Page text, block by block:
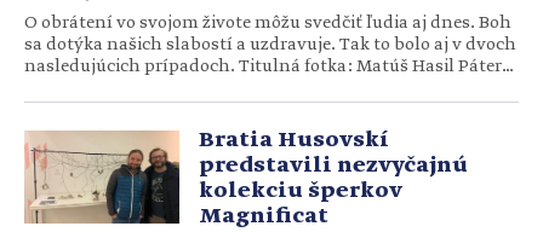
O obrátení vo svojom živote môžu svedčiť ľudia aj dnes. Boh
sa dotýka našich slabostí a uzdravuje. Tak to bolo aj v dvoch
nasledujúcich prípadoch. Titulná fotka: Matúš Hasil Páter
jeden rozhodujúci moment, ale zároveň to bol (a stále je)
súhrn mnohých okolností a rozhodnutí. Onen rozhodujúci
moment prišiel vo chvíli, keď mi […]
Bratia Husovskí
predstavili nezvyčajnú
kolekciu šperkov
Magnificat